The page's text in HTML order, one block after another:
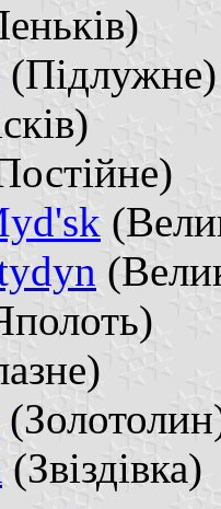
(Підлужне)
(Звіздівка)